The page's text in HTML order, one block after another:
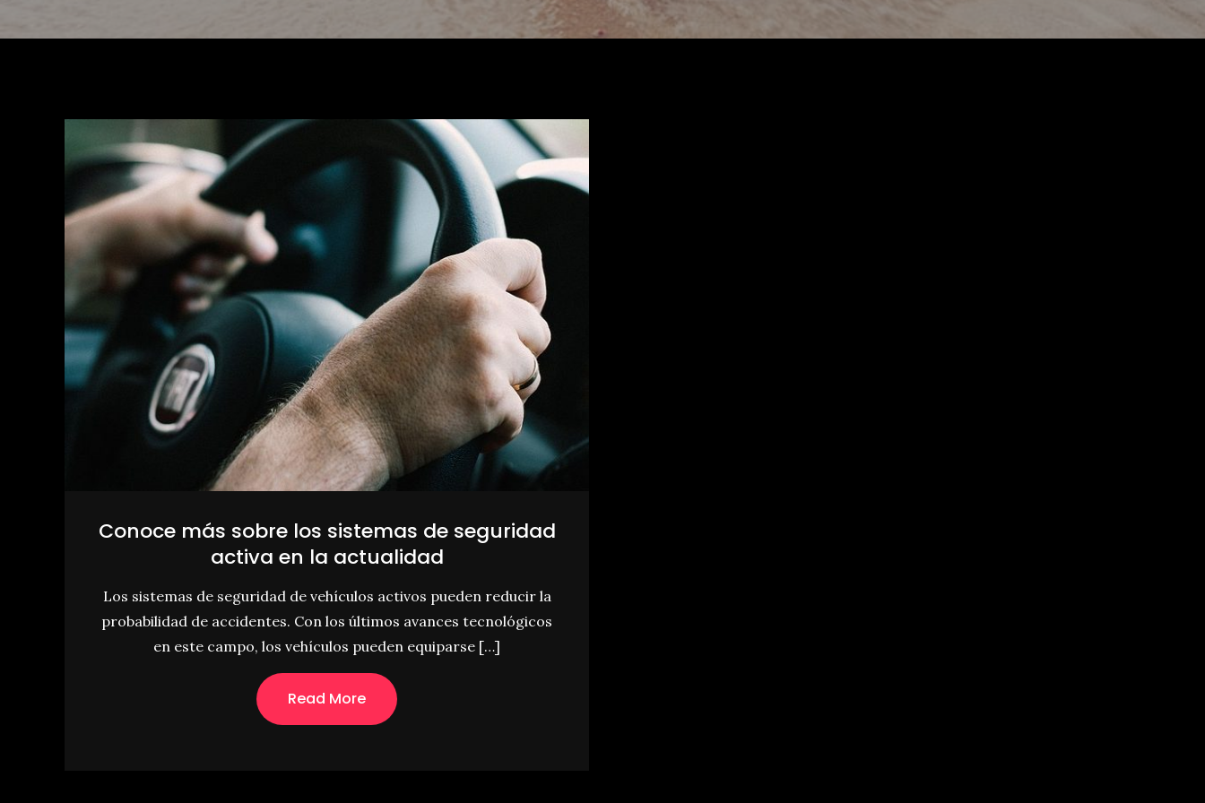
Conoce más sobre los sistemas de seguridad
activa en la actualidad
Los sistemas de seguridad de vehículos activos pueden reducir la
probabilidad de accidentes. Con los últimos avances tecnológicos
en este campo, los vehículos pueden equiparse […]
Read More